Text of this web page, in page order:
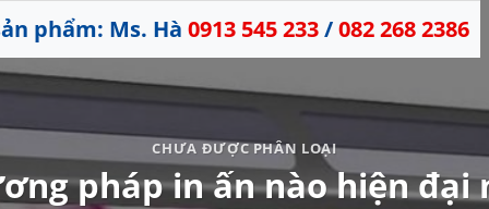
phẩm: Ms. Hà 0913 545 233/082 268 2386
CHƯA ĐƯỢC PHÂN LOẠI
pháp in ấn nào hiện đại